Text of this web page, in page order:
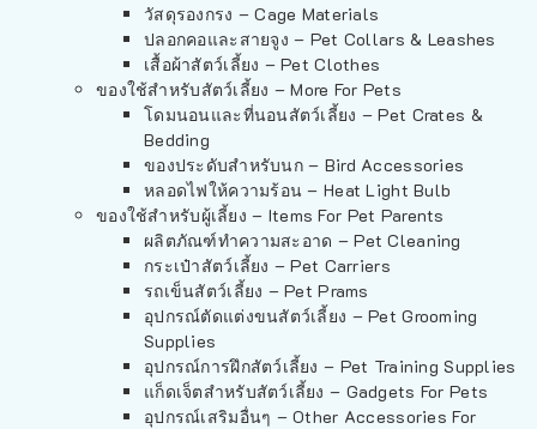
วัสดุรองกรง – Cage Materials
ปลอกคอและสายจูง – Pet Collars & Leashes
เสื้อผ้าสัตว์เลี้ยง – Pet Clothes
ของใช้สำหรับสัตว์เลี้ยง – More For Pets
โดมนอนและที่นอนสัตว์เลี้ยง – Pet Crates &
Bedding
ของประดับสำหรับนก – Bird Accessories
หลอดไฟให้ความร้อน – Heat Light Bulb
ของใช้สำหรับผู้เลี้ยง – Items For Pet Parents
ผลิตภัณฑ์ทำความสะอาด – Pet Cleaning
กระเป๋าสัตว์เลี้ยง – Pet Carriers
รถเข็นสัตว์เลี้ยง – Pet Prams
อุปกรณ์ตัดแต่งขนสัตว์เลี้ยง – Pet Grooming
Supplies
อุปกรณ์การฝึกสัตว์เลี้ยง – Pet Training Supplies
แก็ดเจ็ตสำหรับสัตว์เลี้ยง – Gadgets For Pets
อุปกรณ์เสริมอื่นๆ – Other Accessories For